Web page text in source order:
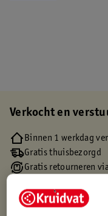
Verkocht en
Binnen 1 werkdag
Gratis thuisbezorgd
Gratis retourneren